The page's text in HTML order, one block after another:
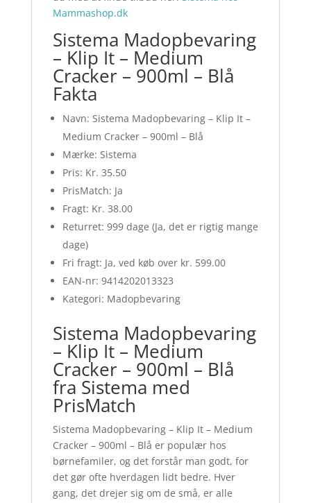
Mammashop.dk
Sistema Madopbevaring
– Klip It – Medium
Cracker – 900ml – Blå
Fakta
Navn: Sistema Madopbevaring – Klip It –
Medium Cracker – 900ml – Blå
Mærke: Sistema
Pris: Kr. 35.50
PrisMatch: Ja
Fragt: Kr. 38.00
Returret: 999 dage (Ja, det er rigtig mange
dage)
Fri fragt: Ja, ved køb over kr. 599.00
EAN-nr: 9414202013323
Kategori: Madopbevaring
Sistema Madopbevaring
– Klip It – Medium
Cracker – 900ml – Blå
fra Sistema med
PrisMatch
Sistema Madopbevaring – Klip It – Medium
Cracker – 900ml – Blå er populær hos
børnefamiler, og det forstår man godt, for
det gør ofte hverdagen lidt bedre. Hver
gang, det drejer sig om de små, er alle